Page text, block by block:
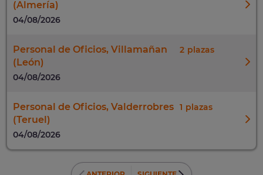
(Almería)
04/08/2026
Personal de Oficios, Villamañan
(León)
2
04/08/2026
Personal de Oficios, Valderrobres
(Teruel)
1
04/08/2026